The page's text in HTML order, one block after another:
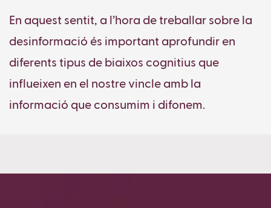
En aquest sentit, a l’hora de treballar sobre la
desinformació és important aprofundir en
diferents tipus de biaixos cognitius que
influeixen en el nostre vincle amb la
informació que consumim i difonem.